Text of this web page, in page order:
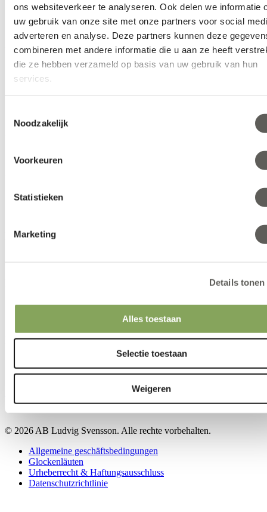
ons websiteverkeer te analyseren. Ook delen we informatie
uw gebruik van onze site met onze partners voor social
adverteren en analyse. Deze partners kunnen deze
combineren met andere informatie die u aan ze heeft
die ze hebben verzameld op basis van uw gebruik van hun
services.
Noodzakelijk
Voorkeuren
Statistieken
Marketing
Details tonen
Alles toestaan
Selectie toestaan
Weigeren
Klimatechnologie
Gärtnergeschichten
We can make your climate work
Artikel
Gärtnergeschichten
Klimaherausforderungen
Know-how
Kontakt
Kontakt
www.youtube.com
© 2026 AB Ludvig Svensson. Alle rechte vorbehalten.
Allgemeine geschäftsbedingungen
Glockenläuten
Urheberrecht & Haftungsausschluss
Datenschutzrichtlinie